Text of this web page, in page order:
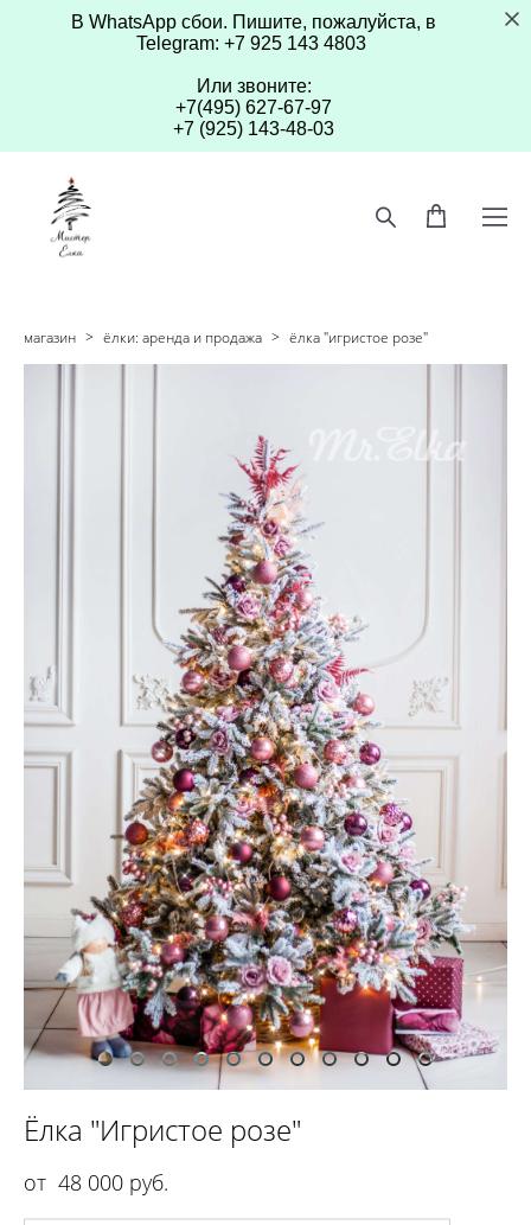
В WhatsApp сбои. Пишите, пожалуйста, в
Telegram: +7 925 143 4803
Или звоните:
+7(495) 627-67-97
+7 (925) 143-48-03
магазин > ёлки: аренда и продажа > ёлка "игристое розе"
Ёлка "Игристое розе"
от 48 000 pуб.